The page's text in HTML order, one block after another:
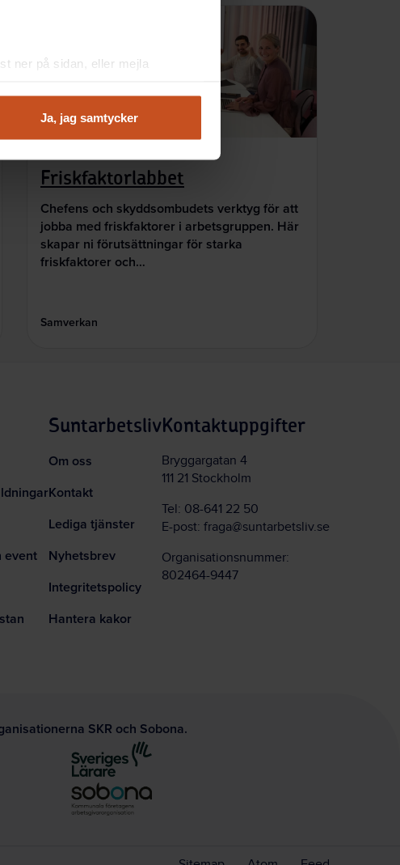
ner på sidan, eller mejla
Ja, jag samtycker
Digitala verktyg
Friskfaktorlabbet
Chefens och skyddsombudets verktyg för att
jobba med friskfaktorer i arbetsgruppen. Här
skapar ni förutsättningar för starka
friskfaktorer och…
Samverkan
event
Suntarbetsliv
Om oss
Kontakt
Lediga tjänster
Nyhetsbrev
Integritetspolicy
Hantera kakor
Kontaktuppgifter
Bryggargatan 4
111 21 Stockholm
Tel: 08-641 22 50
E-post: fraga@suntarbetsliv.se
Organisationsnummer:
802464-9447
SKR och Sobona.